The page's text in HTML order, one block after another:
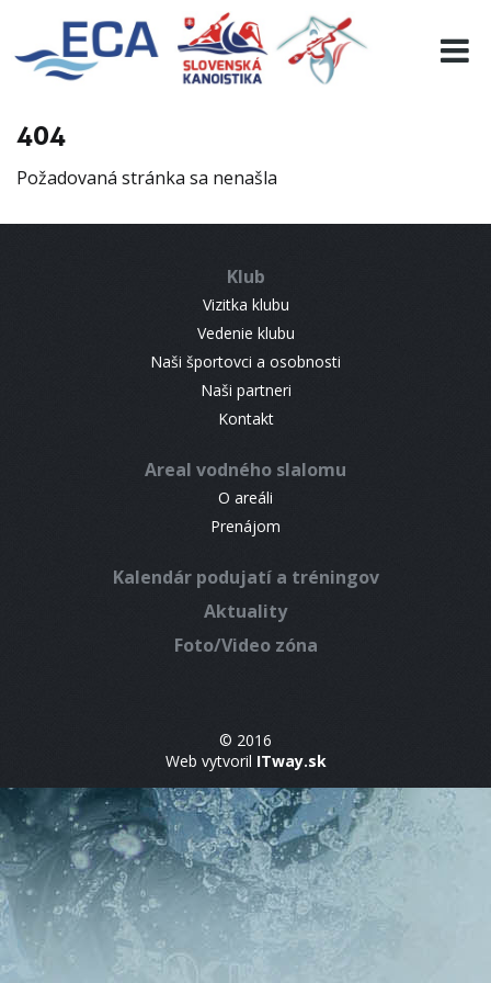
404
Požadovaná stránka sa nenašla
Klub
Vizitka klubu
Vedenie klubu
Naši športovci a osobnosti
Naši partneri
Kontakt
Areal vodného slalomu
O areáli
Prenájom
Kalendár podujatí a tréningov
Aktuality
Foto/Video zóna
© 2016
Web vytvoril ITway.sk
EURO 19
INFO
RESULTS
CONTACT